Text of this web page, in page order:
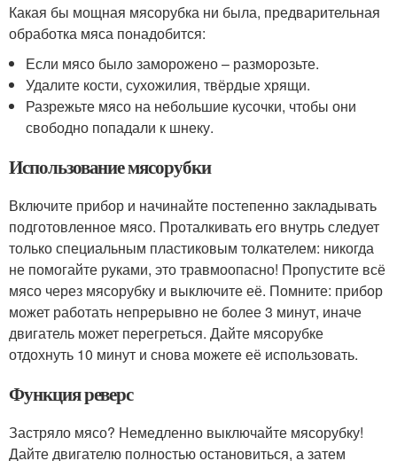
Какая бы мощная мясорубка ни была, предварительная
обработка мяса понадобится:
Если мясо было заморожено – разморозьте.
Удалите кости, сухожилия, твёрдые хрящи.
Разрежьте мясо на небольшие кусочки, чтобы они
свободно попадали к шнеку.
Использование мясорубки
Включите прибор и начинайте постепенно закладывать
подготовленное мясо. Проталкивать его внутрь следует
только специальным пластиковым толкателем: никогда
не помогайте руками, это травмоопасно! Пропустите всё
мясо через мясорубку и выключите её. Помните: прибор
может работать непрерывно не более 3 минут, иначе
двигатель может перегреться. Дайте мясорубке
отдохнуть 10 минут и снова можете её использовать.
Функция реверс
Застряло мясо? Немедленно выключайте мясорубку!
Дайте двигателю полностью остановиться, а затем